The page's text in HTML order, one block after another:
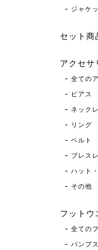
ジャケ
セット商
アクセサ
全ての
ピアス
ネック
リング
ベルト
ブレス
ハット
その他
フットウ
全ての
パンプ